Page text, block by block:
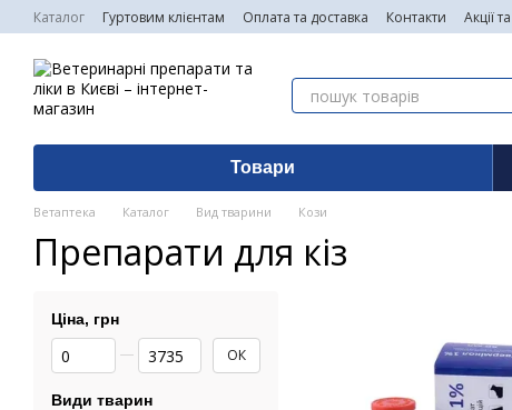
Перейти до основного контенту
Каталог Гуртовим клієнтам Оплата та доставка Контакти Акції
Товари
Ветаптека Каталог Вид тварини Кози
Препарати для кіз
Ціна, грн
Від Ціна, грн
До Ціна, грн ОК
Види тварин